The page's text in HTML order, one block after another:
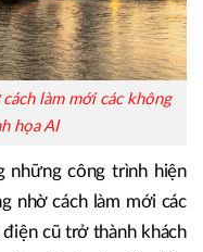
làm mới các không
họa AI
những công trình hiện
nhờ cách làm mới các
cũ trở thành khách